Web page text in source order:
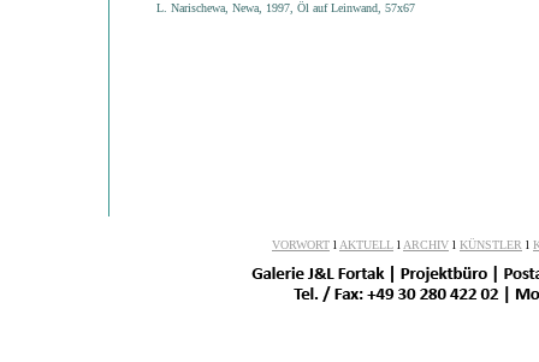
L. Narischewa, Newa, 1997, Öl auf Leinwand, 57x67
VORWORT l AKTUELL l ARCHIV l KÜNSTLER l